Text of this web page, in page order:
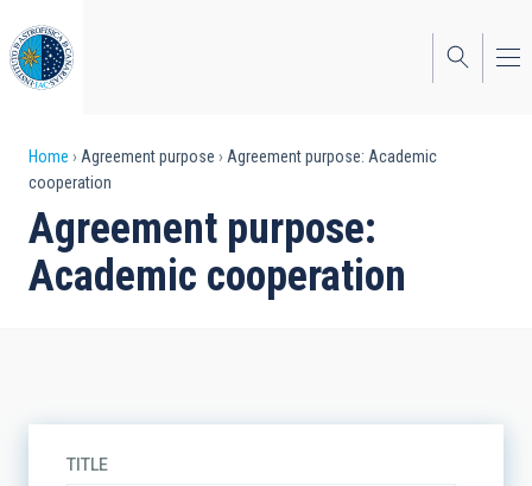
to
main
content
Breadcrumb
Home Agreement purpose
Agreement purpose: Academic
cooperation
Agreement purpose:
Academic cooperation
TITLE